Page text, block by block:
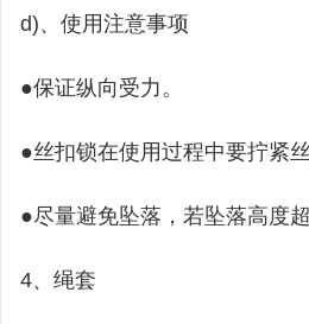
d)、使用注意事项
●保证纵向受力。
●丝扣锁在使用过程中要拧紧丝
●尽量避免坠落，若坠落高度
4、绳套